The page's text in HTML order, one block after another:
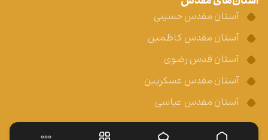
آستان مقدس حسینی
آستان مقدس کاظمین
آستان قدس رضوی
آستان مقدس عسکریین
آستان مقدس عباسی